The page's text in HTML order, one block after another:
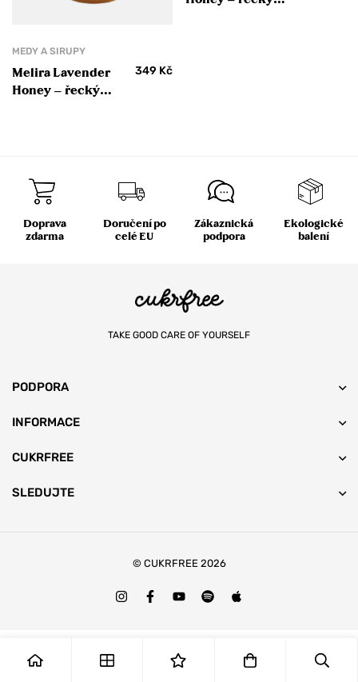
MEDY A SIRUPY
Melira Lavender
Honey – řecký
349 Kč
Doprava
zdarma
Doručení po
celé EU
Zákaznická
podpora
Ekologické
balení
TAKE GOOD CARE OF YOURSELF
PODPORA
INFORMACE
CUKRFREE
SLEDUJTE
© CUKRFREE 2026